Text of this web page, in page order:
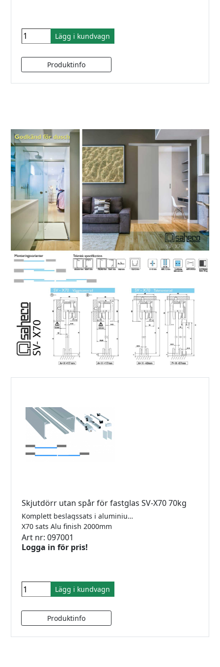
Lägg i kundvagn
Skjutdörr utan spår för fastglas SV-X70 70kg
Komplett beslagssats i aluminium för tak- eller väggmontering för 1 dörr med 2 softclose. För 8-10mm glas. Längd 2000mm. Maxvikt 70kg. Kräver ej hål i glas. Godkänd för dusch.
X70 sats Alu finish 2000mm
Art nr: 097001
Logga in för pris!
Lägg i kundvagn